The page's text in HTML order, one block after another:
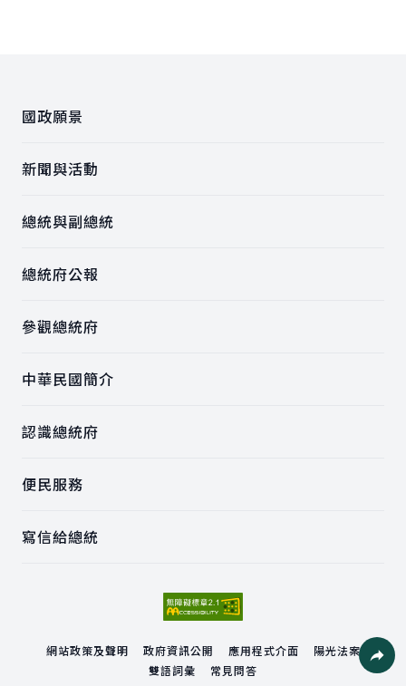
國政願景
新聞與活動
總統與副總統
總統府公報
參觀總統府
中華民國簡介
認識總統府
便民服務
寫信給總統
網站政策及聲明 政府資訊公開 應用程式介面
陽光法案
雙語詞彙
常見問答